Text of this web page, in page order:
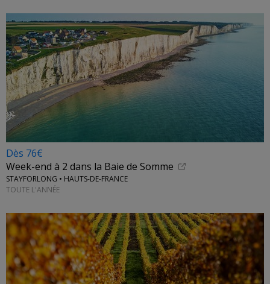
Dès 76€
Week-end à 2 dans la Baie de Somme
STAYFORLONG • HAUTS-DE-FRANCE
TOUTE L'ANNÉE
←